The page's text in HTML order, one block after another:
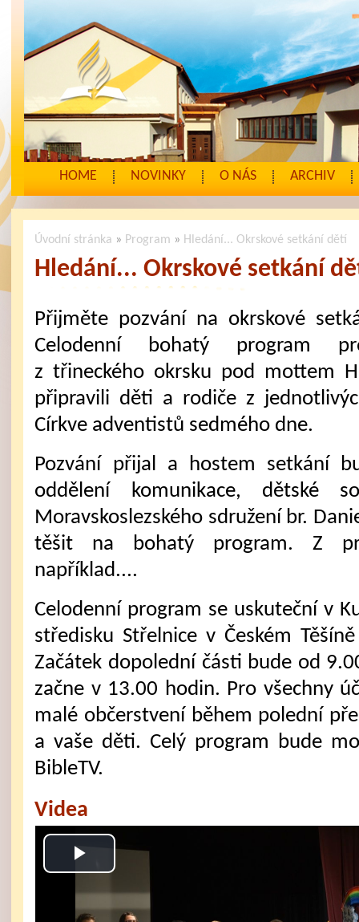
HOME NOVINKY O NÁS ARCHIV
Úvodní stránka » Program » Hledání... Okrskové setkání dětí
Hledání... Okrskové setkání
Přijměte pozvání na okrskové
Celodenní bohatý program
z třineckého okrsku pod mottem
připravili děti a rodiče z
Církve adventistů sedmého dne.
Pozvání přijal a hostem setkání
oddělení komunikace, dětské
Moravskoslezského sdružení br.
těšit na bohatý program. Z
například....
Celodenní program se uskuteční v
středisku Střelnice v Českém
Začátek dopolední části bude od
začne v 13.00 hodin. Pro všechny
malé občerstvení během polední
a vaše děti. Celý program bude
BibleTV.
Videa
Play
Video